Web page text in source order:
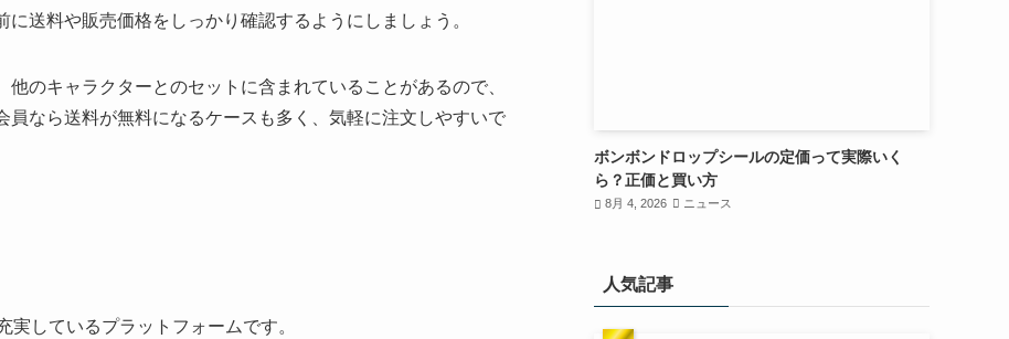
送料や販売価格をしっかり確認するようにしましょう。
のキャラクターとのセットに含まれていることがあるので、
なら送料が無料になるケースも多く、気軽に注文しやすいで
しているプラットフォームです。
ボンボンドロップシールの定価って実際いく
ら？正価と買い方
8月 4, 2026 ニュース
人気記事